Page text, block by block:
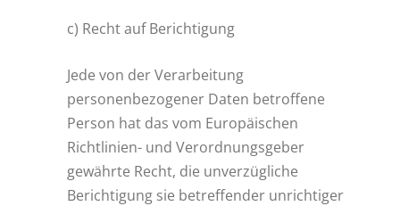
c) Recht auf Berichtigung
Jede von der Verarbeitung
personenbezogener Daten betroffene
Person hat das vom Europäischen
Richtlinien- und Verordnungsgeber
gewährte Recht, die unverzügliche
Berichtigung sie betreffender unrichtiger